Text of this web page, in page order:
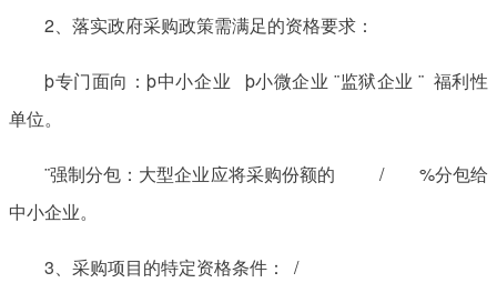
2、落实政府采购政策需满足的资格要求：
þ专门面向：þ中小企业 þ小微企业 ¨监狱企业 ¨ 福利性
单位。
¨强制分包：大型企业应将采购份额的 / %分包给
中小企业。
3、采购项目的特定资格条件： /